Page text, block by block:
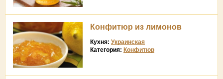
Конфитюр из лимонов
Кухня: Украинская
Категория: Конфитюр